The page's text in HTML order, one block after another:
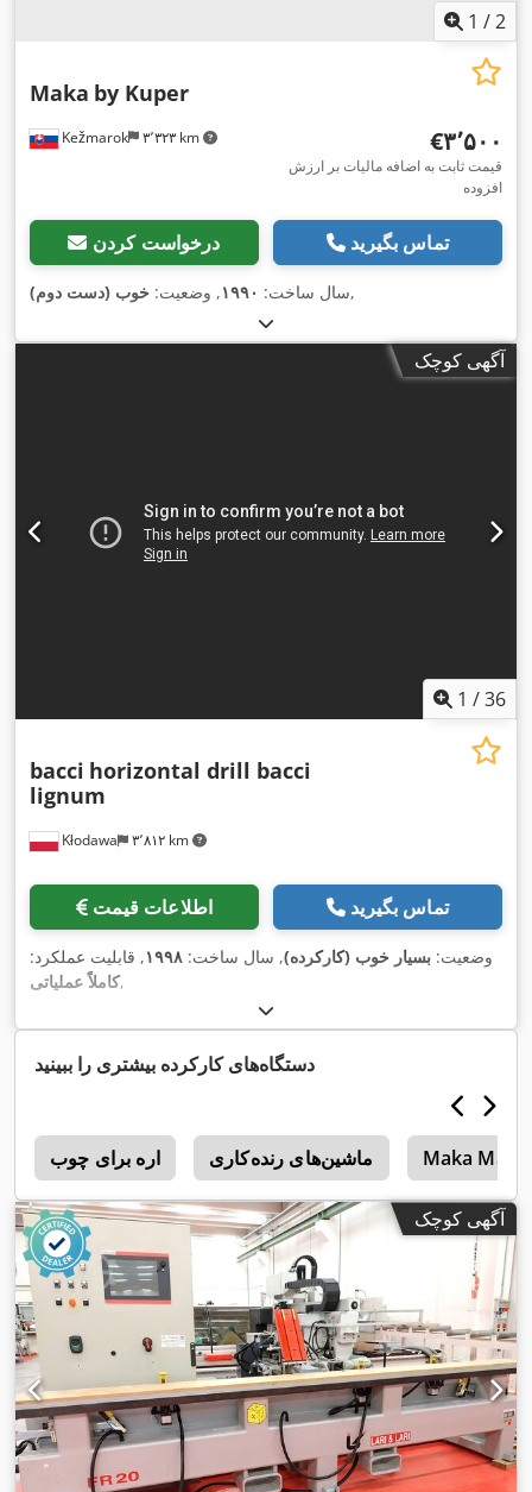
1 /2
Kežmarok ۳٬۳۲۳ km
Maka by Kuper
‎€۳٬۵۰۰
قیمت ثابت به اضافه مالیات بر ارزش
افزوده
درخواست کردن تماس بگیرید
سال ساخت: ۱۹۹۰, وضعیت: خوب (دست دوم) ,
آگهی کوچک
1 /36
Kłodawa ۳٬۸۱۲ km
bacci horizontal drill bacci
lignum
اطلاعات قیمت تماس بگیرید
وضعیت: بسیار خوب (کارکرده), سال ساخت: ۱۹۹۸, قابلیت عملکرد:
کاملاً عملیاتی,
دستگاه‌های کارکرده بیشتری را ببینید
اره برای چوب ماشین‌های رنده‌کاری Maka
آگهی کوچک